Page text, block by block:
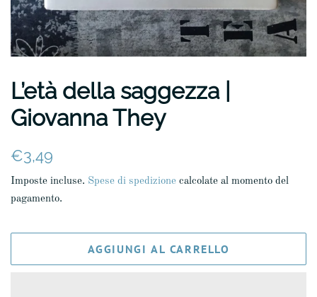
L’età della saggezza |
Giovanna They
Prezzo
listino
€3,49
Imposte incluse. Spese di spedizione calcolate al momento del
pagamento.
AGGIUNGI AL CARRELLO